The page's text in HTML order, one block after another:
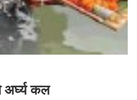
अ‌र्घ्य कल